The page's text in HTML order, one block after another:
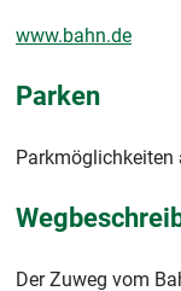
www.bahn.de
Parken
Parkmöglichkeiten
Der Zuweg vom